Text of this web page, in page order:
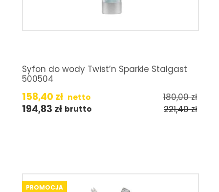
Syfon do wody Twist’n Sparkle Stalgast
500504
158,40 zł netto 180,00zł
194,83 zł brutto 221,40zł
PROMOCJA